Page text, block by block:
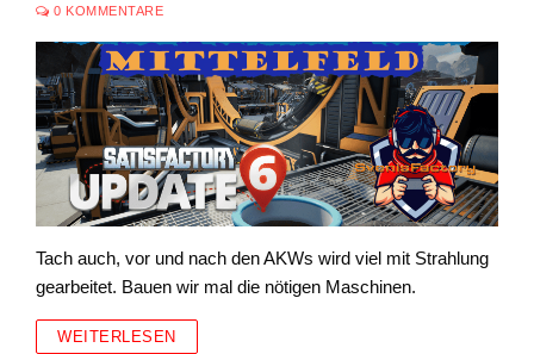
0 KOMMENTARE
Tach auch, vor und nach den AKWs wird viel mit Strahlung
gearbeitet. Bauen wir mal die nötigen Maschinen.
WEITERLESEN